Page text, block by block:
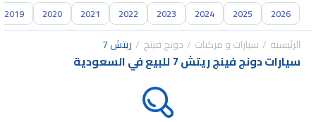
2026
2025
2024
2023
2022
2021
2020
2019
الرئيسية سيارات و مركبات دونج فينج ريتش 7
سيارات دونج فينج ريتش 7 للبيع في السعودية